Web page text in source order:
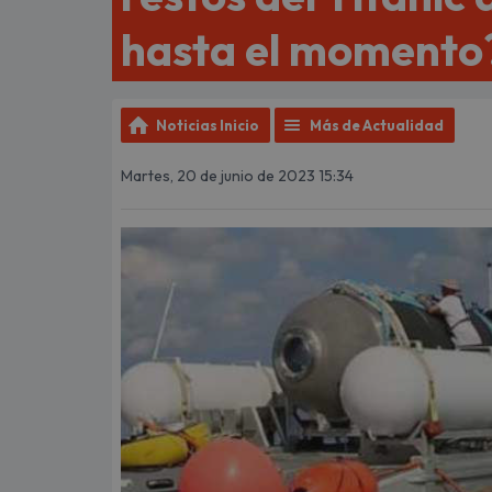
hasta el
Noticias Inicio Más de Actualidad
Martes, 20 de junio de 2023 15:34